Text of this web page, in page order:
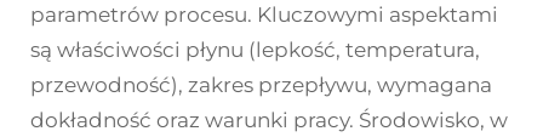
parametrów procesu. Kluczowymi aspektami
są właściwości płynu (lepkość, temperatura,
przewodność), zakres przepływu, wymagana
dokładność oraz warunki pracy. Środowisko, w